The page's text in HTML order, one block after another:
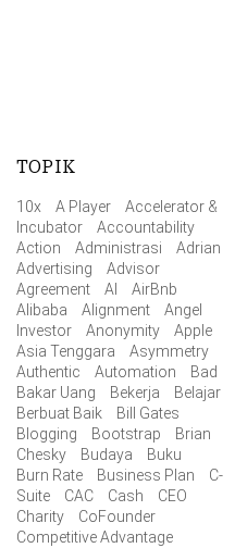
TOPIK
10x A Player
Accelerator &
Incubator
Accountability
Action
Administrasi
Adrian
Advertising
Advisor
Agreement
AI
AirBnb
Alibaba
Alignment
Angel
Investor
Anonymity
Apple
Asia Tenggara
Asymmetry
Authentic
Automation
Bad
Bakar Uang
Bekerja
Belajar
Berbuat Baik
Bill Gates
Blogging
Bootstrap
Brian
Chesky
Budaya
Buku
Burn Rate
Business Plan
C-
Suite
CAC Cash
CEO
Charity
CoFounder
Competitive Advantage